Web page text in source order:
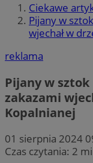
Ciekawe
Pijany w
wjechał w
reklama
Pijany w
zakazami
Kopalnianej
01 sierpnia 2024
Czas czytania: 2